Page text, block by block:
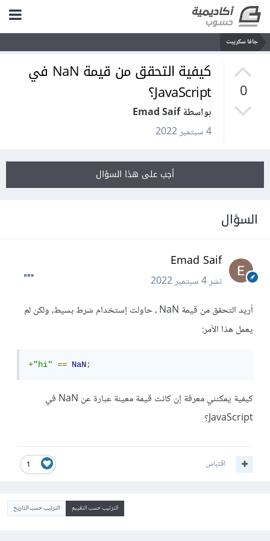
جافا سكريبت
0
كيفية التحقق من قيمة NaN في
JavaScript؟
بواسطة Emad Saif
4 سبتمبر 2022
أجب على هذا السؤال
السؤال
Emad Saif
نشر4 سبتمبر 2022
أريد التحقق من قيمة NaN ، حاولت إستخدام شرط بسيط، ولكن لم
يعمل هذا الأمر:
+"hi" == NaN;
كيفية يمكنني معرفة إن كانت قيمة معينة عبارة عن NaN في
JavaScript؟
1 اقتباس
الترتيب حسب التقييم الترتيب حسب التاريخ